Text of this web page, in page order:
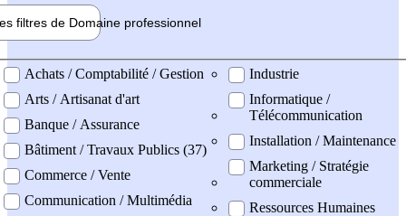
filtres de Domaine professionnel
professionel
Achats / Comptabilité / Gestion
Arts / Artisanat d'art
Banque / Assurance
Bâtiment / Travaux Publics (37)
Commerce / Vente
Communication / Multimédia
Industrie
Informatique /
Télécommunication
Installation / Maintenance
Marketing / Stratégie
commerciale
Ressources Humaines